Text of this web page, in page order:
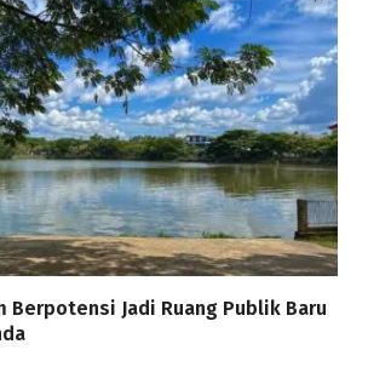
Berpotensi Jadi Ruang Publik Baru